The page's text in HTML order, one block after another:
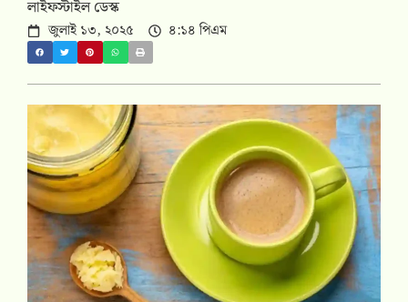
লাইফস্টাইল ডেস্ক
জুলাই ১৩, ২০২৫ ৪:১৪ পিএম